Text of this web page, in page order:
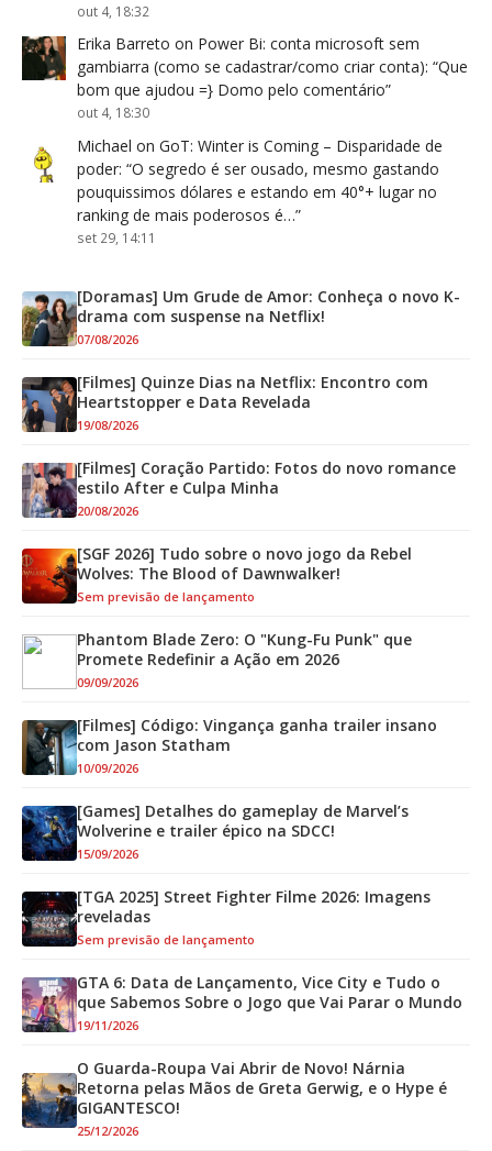
out 4, 18:32
Erika Barreto on Power Bi: conta microsoft sem
gambiarra (como se cadastrar/como criar conta): “Que
bom que ajudou =} Domo pelo comentário”
out 4, 18:30
Michael on GoT: Winter is Coming – Disparidade de
poder: “O segredo é ser ousado, mesmo gastando
pouquissimos dólares e estando em 40°+ lugar no
ranking de mais poderosos é…”
set 29, 14:11
[Doramas] Um Grude de Amor: Conheça o novo K-
drama com suspense na Netflix!
07/08/2026
[Filmes] Quinze Dias na Netflix: Encontro com
Heartstopper e Data Revelada
19/08/2026
[Filmes] Coração Partido: Fotos do novo romance
estilo After e Culpa Minha
20/08/2026
[SGF 2026] Tudo sobre o novo jogo da Rebel
Wolves: The Blood of Dawnwalker!
Sem previsão de lançamento
Phantom Blade Zero: O "Kung-Fu Punk" que
Promete Redefinir a Ação em 2026
09/09/2026
[Filmes] Código: Vingança ganha trailer insano
com Jason Statham
10/09/2026
[Games] Detalhes do gameplay de Marvel’s
Wolverine e trailer épico na SDCC!
15/09/2026
[TGA 2025] Street Fighter Filme 2026: Imagens
reveladas
Sem previsão de lançamento
GTA 6: Data de Lançamento, Vice City e Tudo o
que Sabemos Sobre o Jogo que Vai Parar o Mundo
19/11/2026
O Guarda-Roupa Vai Abrir de Novo! Nárnia
Retorna pelas Mãos de Greta Gerwig, e o Hype é
GIGANTESCO!
25/12/2026